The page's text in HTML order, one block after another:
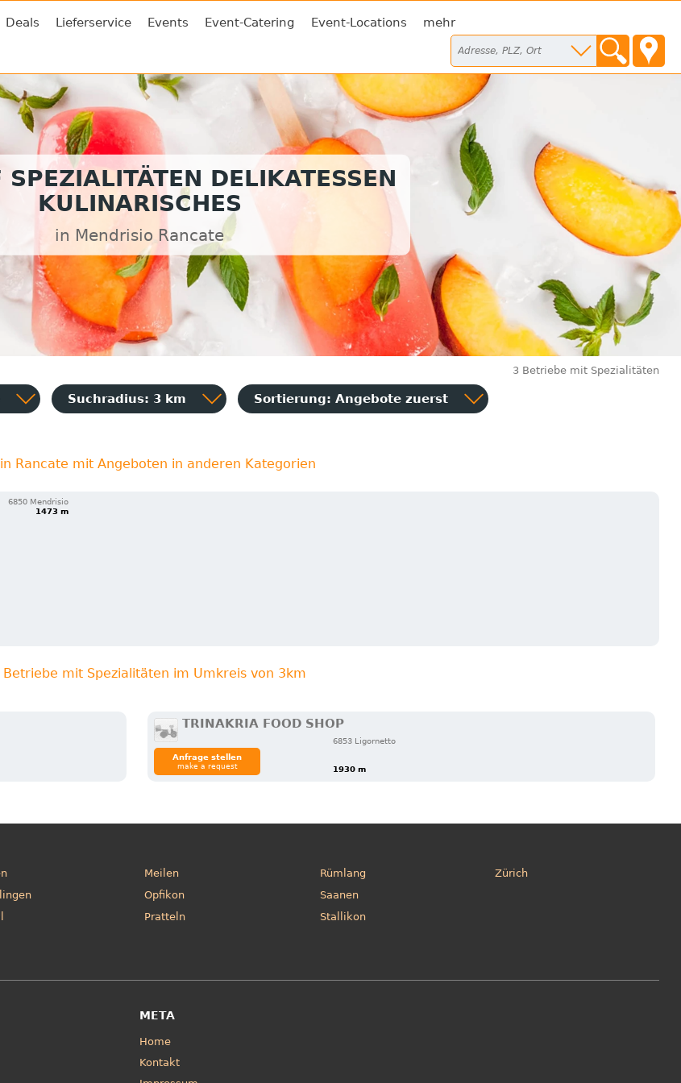
Deals Lieferservice Events Event-Catering Event-Locations mehr
SPEZIALITÄTEN DELIKATESSEN
KULINARISCHES
in Mendrisio Rancate
3 Betriebe mit Spezialitäten
Suchradius: 3 km Sortierung: Angebote zuerst
Rancate mit Angeboten in anderen Kategorien
6850 Mendrisio
1473 m
mit Spezialitäten im Umkreis von 3km
TRINAKRIA FOOD SHOP
6853 Ligornetto
1930 m
Anfrage stellen
make a request
Meilen
Opfikon
Pratteln
Rümlang
Saanen
Stallikon
Zürich
META
Home
Kontakt